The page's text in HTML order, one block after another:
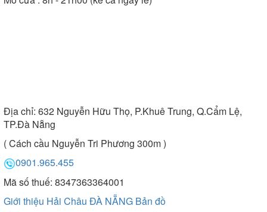
Địa chỉ: 632 Nguyễn Hữu Thọ, P.Khuê Trung, Q.Cẩm Lệ,
TP.Đà Nẵng
( Cách cầu Nguyễn Tri Phương 300m )
0901.965.455
Mã số thuế: 8347363364001
Giới thiệu Hải Châu ĐÀ NẴNG Bản đồ